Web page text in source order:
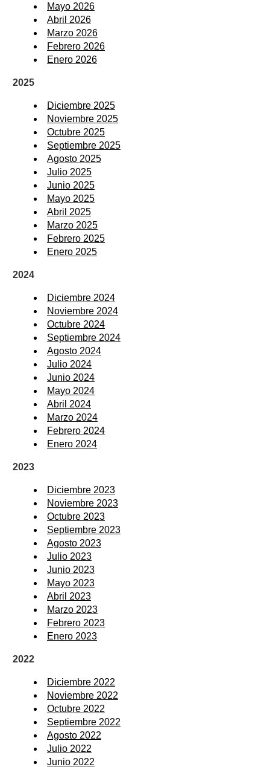
Mayo 2026
Abril 2026
Marzo 2026
Febrero 2026
Enero 2026
2025
Diciembre 2025
Noviembre 2025
Octubre 2025
Septiembre 2025
Agosto 2025
Julio 2025
Junio 2025
Mayo 2025
Abril 2025
Marzo 2025
Febrero 2025
Enero 2025
2024
Diciembre 2024
Noviembre 2024
Octubre 2024
Septiembre 2024
Agosto 2024
Julio 2024
Junio 2024
Mayo 2024
Abril 2024
Marzo 2024
Febrero 2024
Enero 2024
2023
Diciembre 2023
Noviembre 2023
Octubre 2023
Septiembre 2023
Agosto 2023
Julio 2023
Junio 2023
Mayo 2023
Abril 2023
Marzo 2023
Febrero 2023
Enero 2023
2022
Diciembre 2022
Noviembre 2022
Octubre 2022
Septiembre 2022
Agosto 2022
Julio 2022
Junio 2022